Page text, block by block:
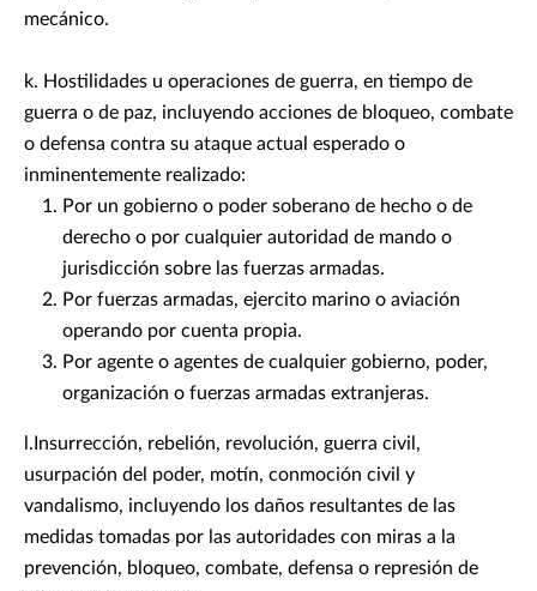
mecánico.
k. Hostilidades u operaciones de guerra, en tiempo de
guerra o de paz, incluyendo acciones de bloqueo, combate
o defensa contra su ataque actual esperado o
inminentemente realizado:
Por un gobierno o poder soberano de hecho o de
derecho o por cualquier autoridad de mando o
jurisdicción sobre las fuerzas armadas.
Por fuerzas armadas, ejercito marino o aviación
operando por cuenta propia.
Por agente o agentes de cualquier gobierno, poder,
organización o fuerzas armadas extranjeras.
l.Insurrección, rebelión, revolución, guerra civil,
usurpación del poder, motín, conmoción civil y
vandalismo, incluyendo los daños resultantes de las
medidas tomadas por las autoridades con miras a la
prevención, bloqueo, combate, defensa o represión de